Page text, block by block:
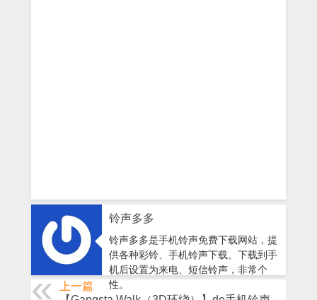
铃声多多
铃声多多是手机铃声免费下载网站，提
供各种彩铃、手机铃声下载。下载到手
机后设置为来电、短信铃声，非常个
性。
上一篇